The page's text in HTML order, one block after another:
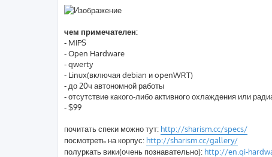
чем примечателен:
- MIPS
- Open Hardware
- qwerty
- Linux(включая debian и openWRT)
- до 20ч автономной работы
- отсутствие какого-либо активного охлаждения или
- $99
почитать спеки можно тут: http://sharism.cc/specs/
посмотреть на корпус: http://sharism.cc/gallery/
полуркать вики(очень познавательно): http://en.qi-